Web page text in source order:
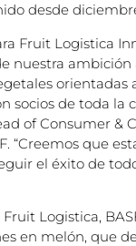
desde
Fruit Logistica
nuestra ambición
orientadas
socios de toda la
of Consumer &
“Creemos que
el éxito de
Logistica,
en melón, que